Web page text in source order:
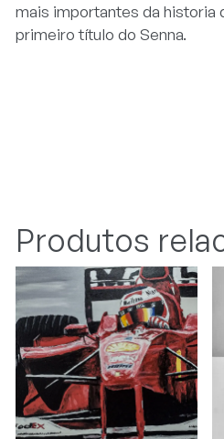
mais importantes da historia
primeiro título do Senna.
Produtos